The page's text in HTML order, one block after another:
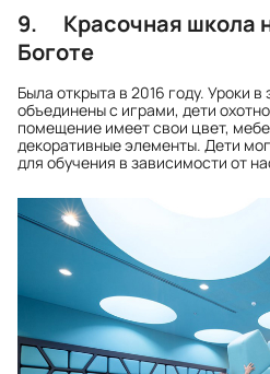
9. Красочная школа
Боготе
Была открыта в 2016 году. Уроки
объединены с играми, дети
помещение имеет свои цвет,
декоративные элементы. Дети
для обучения в зависимости от